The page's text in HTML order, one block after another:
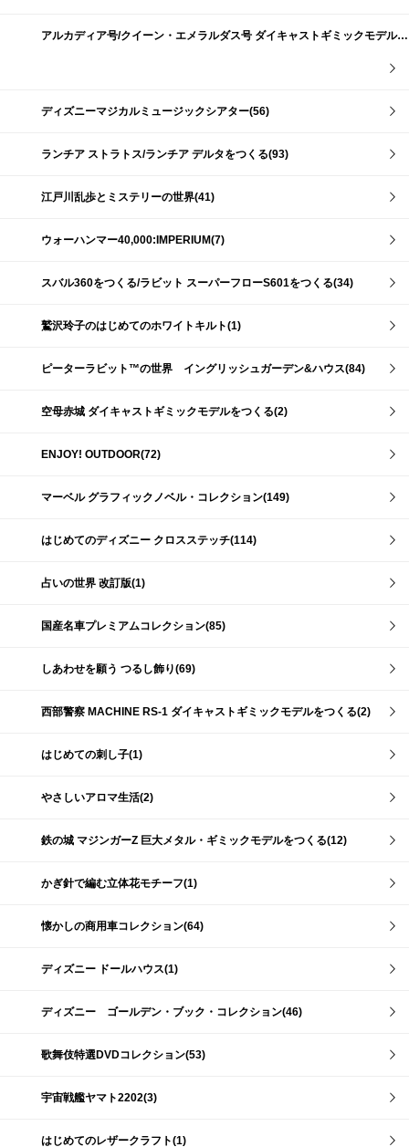
アルカディア号/クイーン・エメラルダス号 ダイキャストギミックモデルをつくる(159)
ディズニーマジカルミュージックシアター(56)
ランチア ストラトス/ランチア デルタをつくる(93)
江戸川乱歩とミステリーの世界(41)
ウォーハンマー40,000:IMPERIUM(7)
スバル360をつくる/ラビット スーパーフローS601をつくる(34)
鷲沢玲子のはじめてのホワイトキルト(1)
ピーターラビット™の世界 イングリッシュガーデン&ハウス(84)
空母赤城 ダイキャストギミックモデルをつくる(2)
ENJOY! OUTDOOR(72)
マーベル グラフィックノベル・コレクション(149)
はじめてのディズニー クロスステッチ(114)
占いの世界 改訂版(1)
国産名車プレミアムコレクション(85)
しあわせを願う つるし飾り(69)
西部警察 MACHINE RS-1 ダイキャストギミックモデルをつくる(2)
はじめての刺し子(1)
やさしいアロマ生活(2)
鉄の城 マジンガーZ 巨大メタル・ギミックモデルをつくる(12)
かぎ針で編む立体花モチーフ(1)
懐かしの商用車コレクション(64)
ディズニー ドールハウス(1)
ディズニー ゴールデン・ブック・コレクション(46)
歌舞伎特選DVDコレクション(53)
宇宙戦艦ヤマト2202(3)
はじめてのレザークラフト(1)